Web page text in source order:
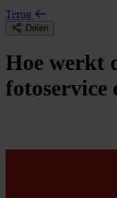
Terug
Delen
Hoe werkt
fotoservice